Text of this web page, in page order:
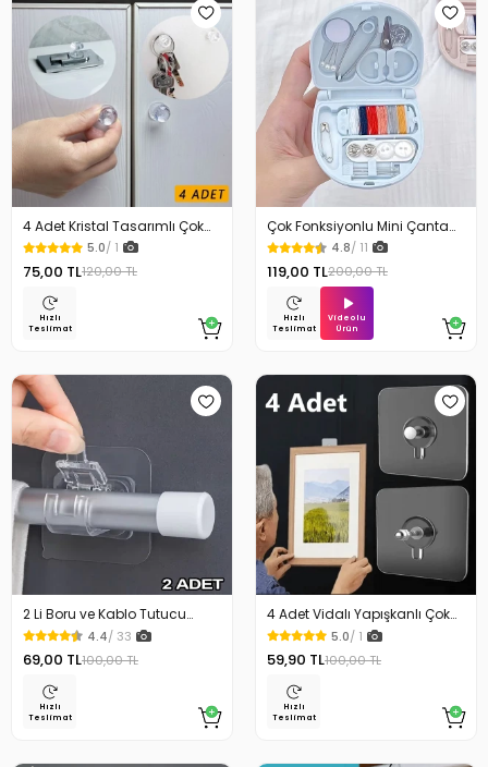
4 Adet Kristal Tasarımlı Çok
Amaçlı Yapışkanlı Tutacak
Buton
5.0/ 1
75,00 TL120,00 TL
Hızlı
Teslimat
Çok Fonksiyonlu Mini Çanta
Boy Seyahat Tipi Dikiş Seti
4.8/ 11
119,00 TL200,00 TL
Hızlı
Teslimat
Videolu
Ürün
2 Li Boru ve Kablo Tutucu
Halka Güçlü Yapışkanlı
4.4/ 33
69,00 TL100,00 TL
Hızlı
Teslimat
4 Adet Vidalı Yapışkanlı Çok
Amaçlı Şeffaf Askı
5.0/ 1
59,90 TL100,00 TL
Hızlı
Teslimat